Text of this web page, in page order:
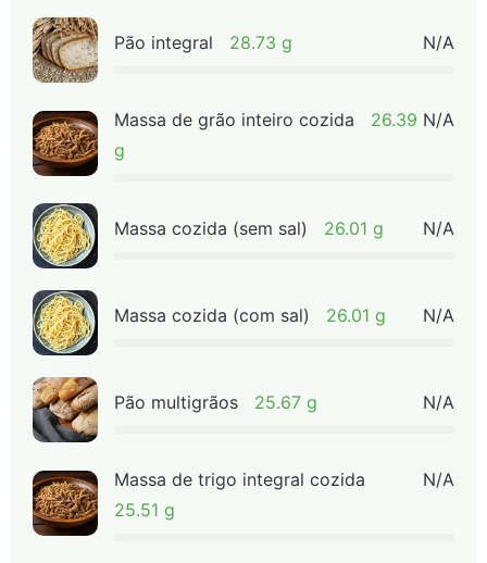
Pão integral 28.73 g N/A
Massa de grão inteiro cozida
26.39
g
N/A
Massa cozida (sem sal) 26.01 g N/A
Massa cozida (com sal) 26.01 g N/A
Pão multigrãos 25.67 g N/A
Massa de trigo integral cozida
25.51 g
N/A